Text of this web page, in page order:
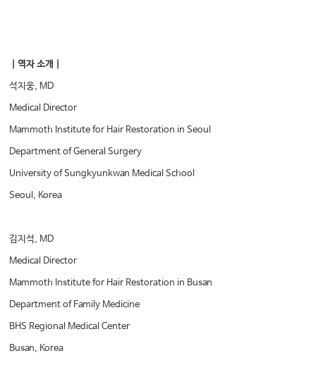
｜역자 소개｜
석지웅, MD
Medical Director
Mammoth Institute for Hair Restoration in Seoul
Department of General Surgery
University of Sungkyunkwan Medical School
Seoul, Korea
김지석, MD
Medical Director
Mammoth Institute for Hair Restoration in Busan
Department of Family Medicine
BHS Regional Medical Center
Busan, Korea